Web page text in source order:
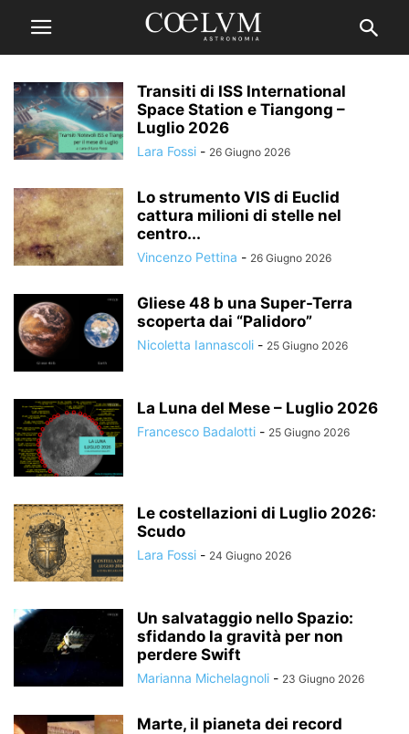
Transiti di ISS International
Space Station e Tiangong –
Luglio 2026
Lara Fossi - 26 Giugno 2026
Lo strumento VIS di Euclid
cattura milioni di stelle nel
centro...
Vincenzo Pettina - 26 Giugno 2026
Gliese 48 b una Super-Terra
scoperta dai “Palidoro”
Nicoletta Iannascoli - 25 Giugno 2026
La Luna del Mese – Luglio 2026
Francesco Badalotti - 25 Giugno 2026
Le costellazioni di Luglio 2026:
Scudo
Lara Fossi - 24 Giugno 2026
Un salvataggio nello Spazio:
sfidando la gravità per non
perdere Swift
Marianna Michelagnoli - 23 Giugno 2026
Marte, il pianeta dei record